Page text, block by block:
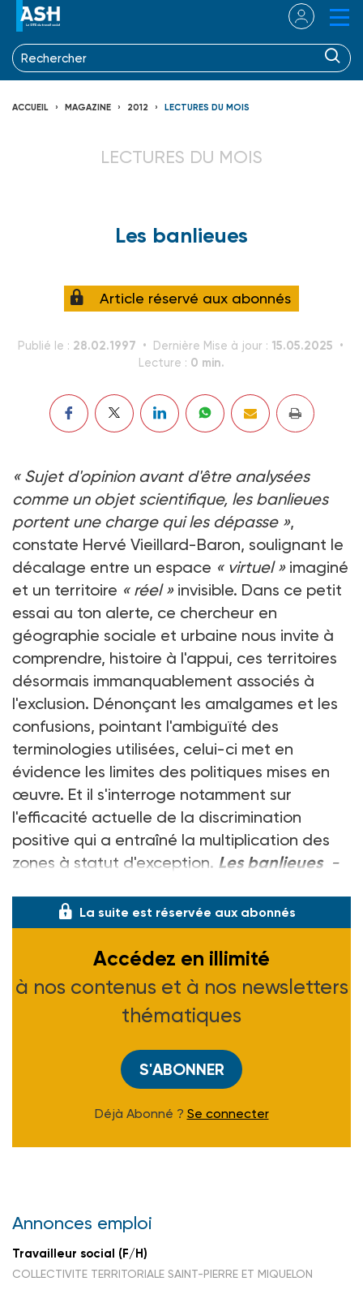
ACCUEIL MAGAZINE 2012 LECTURES DU MOIS
LECTURES DU MOIS
Les banlieues
Article réservé aux abonnés
Publié le : 28.02.1997 Dernière Mise à jour : 15.05.2025
Lecture : 0 min.
« Sujet d'opinion avant d'être analysées
comme un objet scientifique, les banlieues
portent une charge qui les dépasse »,
constate Hervé Vieillard-Baron, soulignant le
décalage entre un espace « virtuel »imaginé
et un territoire « réel »invisible. Dans ce petit
essai au ton alerte, ce chercheur en
géographie sociale et urbaine nous invite à
comprendre, histoire à l'appui, ces territoires
désormais immanquablement associés à
l'exclusion. Dénonçant les amalgames et les
confusions, pointant l'ambiguïté des
terminologies utilisées, celui-ci met en
évidence les limites des politiques mises en
œuvre. Et il s'interroge notamment sur
l'efficacité actuelle de la discrimination
positive qui a entraîné la multiplication des
zones à statut d'exception. Les banlieues -
La suite est réservée aux abonnés
Accédez en illimité
à nos contenus et à nos newsletters
thématiques
S'ABONNER
Déjà Abonné ? Se connecter
Annonces emploi
Travailleur social (F/H)
COLLECTIVITE TERRITORIALE SAINT-PIERRE ET MIQUELON